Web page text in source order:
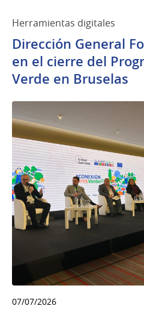
Herramientas digitales
Dirección General
en el cierre del
Verde en Bruselas
07/07/2026